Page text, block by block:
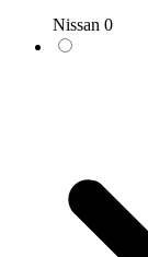
Nissan 0